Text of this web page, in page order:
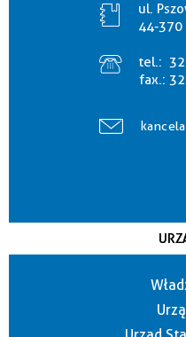
ul.
44-370
tel.:
fax.: